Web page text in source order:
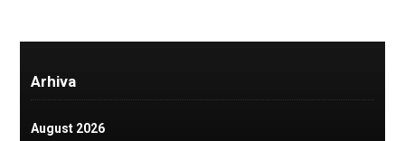
Arhiva
August 2026